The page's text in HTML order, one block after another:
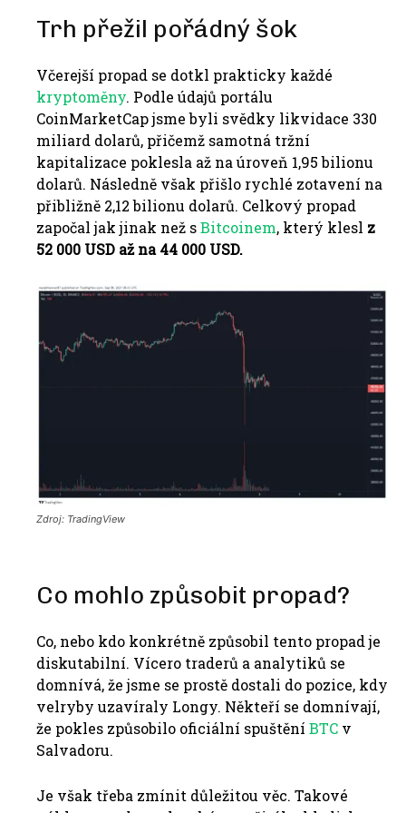
Trh přežil pořádný šok
Včerejší propad se dotkl prakticky každé
kryptoměny. Podle údajů portálu
CoinMarketCap jsme byli svědky likvidace 330
miliard dolarů, přičemž samotná tržní
kapitalizace poklesla až na úroveň 1,95 bilionu
dolarů. Následně však přišlo rychlé zotavení na
přibližně 2,12 bilionu dolarů. Celkový propad
započal jak jinak než sBitcoinem, který klesl z
52 000 USD až na 44 000 USD.
Zdroj: TradingView
Co mohlo způsobit propad?
Co, nebo kdo konkrétně způsobil tento propad je
diskutabilní. Vícero traderů a analytiků se
domnívá, že jsme se prostě dostali do pozice, kdy
velryby uzavíraly Longy. Někteří se domnívají,
že pokles způsobilo oficiální spuštění BTC v
Salvadoru.
Je však třeba zmínit důležitou věc. Takové